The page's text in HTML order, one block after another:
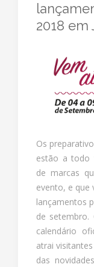
2018 em
Os
estão a todo
de marcas
evento, e que
lançamentos
de setembro.
calendário
atrai
das